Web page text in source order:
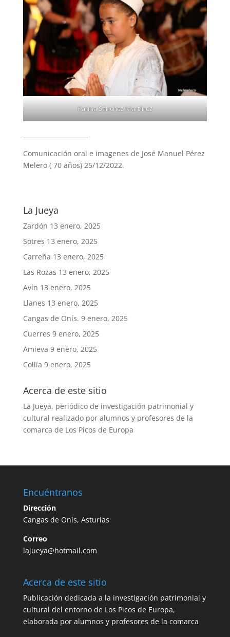
Karina Sánchez Martínez
Comunicación oral e imagenes de José Manuel Pérez
Melero ( 70 años) 25/12/2022.
La Jueya
Zardón 13 enero, 2025
Sotres 13 enero, 2025
Carreña 13 enero, 2025
Las Rozas 13 enero, 2025
Avín 13 enero, 2025
Llanes 13 enero, 2025
Cangas de Onís. 9 enero, 2025
Cuerres 9 enero, 2025
Amieva 9 enero, 2025
Collía 9 enero, 2025
Acerca de este sitio
La Jueya, periódico de investigación patrimonial y
cultural realizado por alumnos y profesores de la
comarca de Los Picos de Europa
Encuéntranos
Dirección
Cangas de Onís, Asturias
Correo
lajueya@hotmail.com
Acerca de este sitio
Publicación dedicada a la investigación patrimonial y
cultural del entorno de Los Picos de Europa,
elaborada por alumnos y profesores de la comarca